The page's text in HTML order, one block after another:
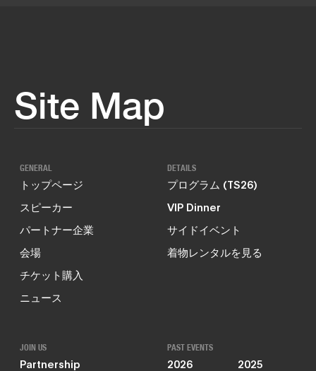
Site Map
GENERAL
トップページ
スピーカー
パートナー企業
会場
チケット購入
ニュース
DETAILS
プログラム (TS26)
VIP Dinner
サイドイベント
着物レンタルを見る
JOIN US
Partnership
PAST EVENTS
2026
2025